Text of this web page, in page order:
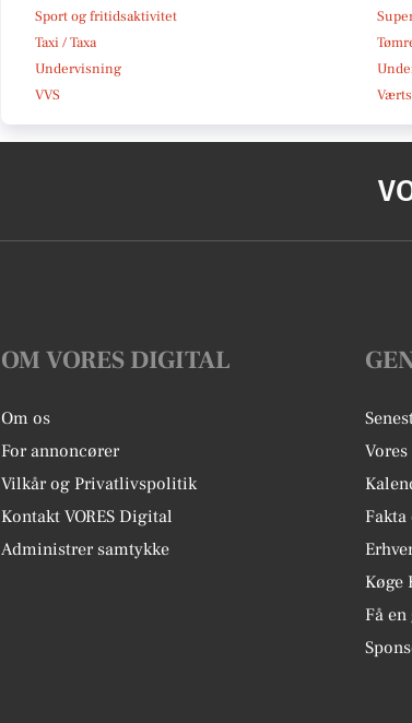
Sport og fritidsaktivitet
Taxi / Taxa
Undervisning
VVS
OM VORES DIGITAL
Om os
For annoncører
Vilkår og Privatlivspolitik
Kontakt VORES Digital
Administrer samtykke
Køge
Få